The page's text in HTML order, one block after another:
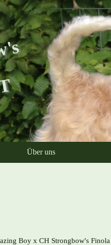
Über uns
Boy x CH Strongbow's